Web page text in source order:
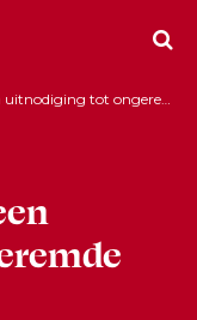
tot ongeremde lachsalvo’s